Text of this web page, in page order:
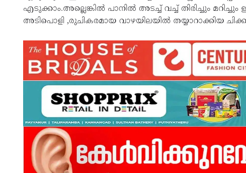
എടുക്കാം.അല്ലെങ്കിൽ പാനിൽ അടച്ച് വച്ച് തിരിച്ചും മറിച്ചും
അടിപൊളി ,രുചികരമായ വാഴയിലയിൽ തയ്യാറാക്കിയ